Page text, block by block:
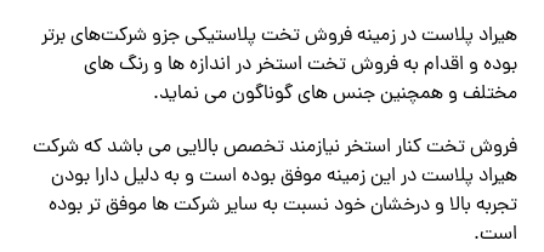
هیراد پلاست در زمینه فروش تخت پلاستیکی جزو شرکت‌های برتر
بوده و اقدام به فروش تخت استخر در اندازه ها و رنگ های
مختلف و همچنین جنس های گوناگون می نماید.
فروش تخت کنار استخر نیازمند تخصص بالایی می باشد که شرکت
هیراد پلاست در این زمینه موفق بوده است و به دلیل دارا بودن
تجربه بالا و درخشان خود نسبت به سایر شرکت ها موفق تر بوده
است.